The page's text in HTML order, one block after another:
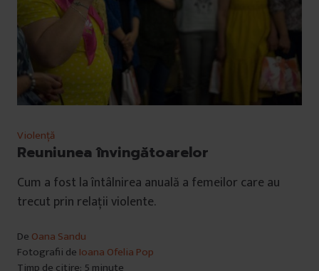
Violență
Reuniunea învingătoarelor
Cum a fost la întâlnirea anuală a femeilor care au
trecut prin relații violente.
De Oana Sandu
Fotografii de Ioana Ofelia Pop